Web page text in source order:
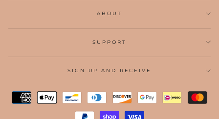
ABOUT
SUPPORT
SIGN UP AND RECEIVE